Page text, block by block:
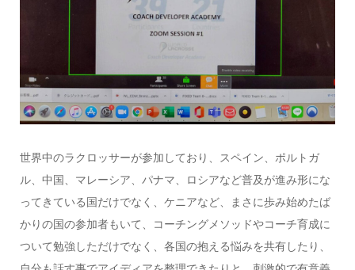
世界中のラクロッサーが参加しており、スペイン、ポルトガ
ル、中国、マレーシア、パナマ、ロシアなど普及が進み形にな
ってきている国だけでなく、ケニアなど、まさに歩み始めたば
かりの国の参加者もいて、コーチングメソッドやコーチ育成に
ついて勉強しただけでなく、各国の抱える悩みを共有したり、